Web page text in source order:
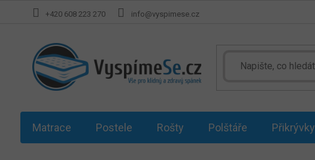
+420 608 223 270 info@vyspimese.cz
Matrace Postele Rošty Polštáře Přikrývky